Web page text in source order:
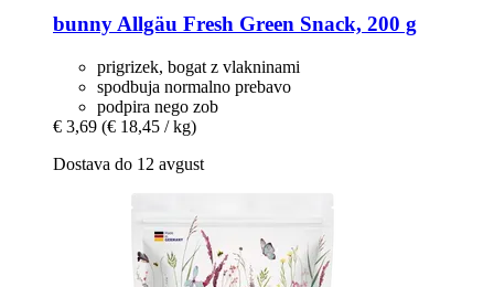
bunnyAllgäu Fresh Green Snack, 200 g
prigrizek, bogat z vlakninami
spodbuja normalno prebavo
podpira nego zob
€ 3,69 (€ 18,45 / kg)
Dostava do 12 avgust